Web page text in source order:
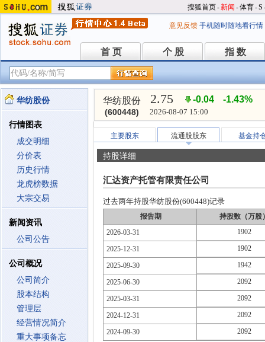
搜狐首页-新闻 -体育-S
意见反馈 手机随时随地看行情
首 页
首 页 个 股
个 股 指 数
指 数
华纺股份
行情图表
成交明细
分价表
历史行情
龙虎榜数据
大宗交易
新闻资讯
公司公告
公司概况
公司简介
股本结构
管理层
经营情况简介
重大事项备忘
华纺股份
(600448)
2.75 -0.04 -1.43%
2026-08-07 15:00
主要股东 流通股股东 基金持
持股详细
汇达资产托管有限责任公司
过去两年持股华纺股份(600448)记录
报告期
持股数（万股
2026-03-31
1902
2025-12-31 1902
2025-09-30 1942
2025-06-30 2092
2025-03-31 2092
2024-12-31 2092
2024-09-30 2092